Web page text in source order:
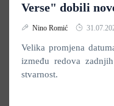
Verse" dobili
Nino Romić
Velika promjena
između redova
stvarnost.